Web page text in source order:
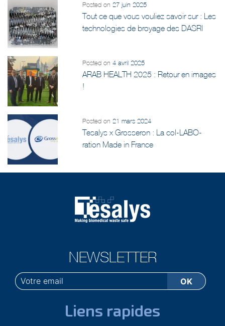
Posted on 27 juin 2025
Tout ce que vous vouliez savoir sur : Les
technologies de broyage des DASRI
Posted on4 avril 2025
ARAB HEALTH 2025 : Retour en images
!
Posted on 21 mars 2024
Tesalys x Grosseron : La col-LABO-
ration Made in France
NEWSLETTER
Liens rapides